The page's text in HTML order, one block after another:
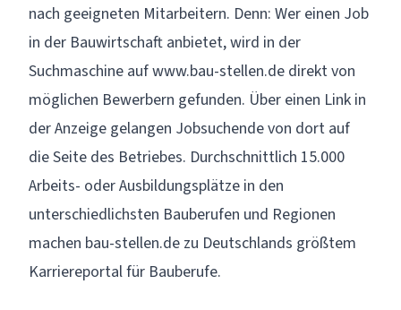
nach geeigneten Mitarbeitern. Denn: Wer einen Job
in der Bauwirtschaft anbietet, wird in der
Suchmaschine aufwww.bau-stellen.de direkt von
möglichen Bewerbern gefunden. Über einen Link in
der Anzeige gelangen Jobsuchende von dort auf
die Seite des Betriebes. Durchschnittlich 15.000
Arbeits- oder Ausbildungsplätze in den
unterschiedlichsten Bauberufen und Regionen
machen bau-stellen.de zu Deutschlands größtem
Karriereportal für Bauberufe.